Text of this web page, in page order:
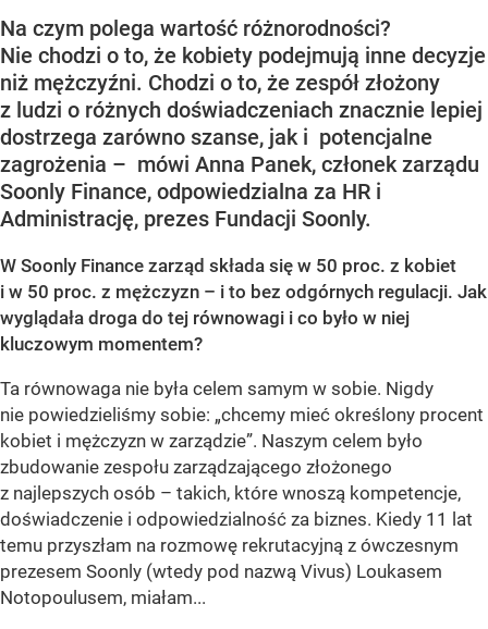
Na czym polega wartość różnorodności?
Nie chodzi o to, że kobiety podejmują inne decyzje
niż mężczyźni. Chodzi o to, że zespół złożony
z ludzi o różnych doświadczeniach znacznie lepiej
dostrzega zarówno szanse, jak i potencjalne
zagrożenia – mówi Anna Panek, członek zarządu
Soonly Finance, odpowiedzialna za HR i
Administrację, prezes Fundacji Soonly.
W Soonly Finance zarząd składa się w 50 proc. z kobiet
i w 50 proc. z mężczyzn – i to bez odgórnych regulacji. Jak
wyglądała droga do tej równowagi i co było w niej
kluczowym momentem?
Ta równowaga nie była celem samym w sobie. Nigdy
nie powiedzieliśmy sobie: „chcemy mieć określony procent
kobiet i mężczyzn w zarządzie”. Naszym celem było
zbudowanie zespołu zarządzającego złożonego
z najlepszych osób – takich, które wnoszą kompetencje,
doświadczenie i odpowiedzialność za biznes. Kiedy 11 lat
temu przyszłam na rozmowę rekrutacyjną z ówczesnym
prezesem Soonly (wtedy pod nazwą Vivus) Loukasem
Notopoulusem, miałam...